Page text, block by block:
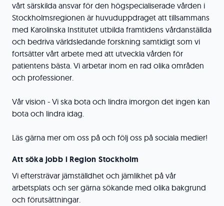
vårt särskilda ansvar för den högspecialiserade vården i
Stockholmsregionen är huvuduppdraget att tillsammans
med Karolinska Institutet utbilda framtidens vårdanställda
och bedriva världsledande forskning samtidigt som vi
fortsätter vårt arbete med att utveckla vården för
patientens bästa. Vi arbetar inom en rad olika områden
och professioner.
Vår vision - Vi ska bota och lindra imorgon det ingen kan
bota och lindra idag.
Läs gärna mer om oss på och följ oss på sociala medier!
Att söka jobb i Region Stockholm
Vi eftersträvar jämställdhet och jämlikhet på vår
arbetsplats och ser gärna sökande med olika bakgrund
och förutsättningar.